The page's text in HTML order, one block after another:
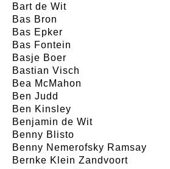
Bart de Wit
Bas Bron
Bas Epker
Bas Fontein
Basje Boer
Bastian Visch
Bea McMahon
Ben Judd
Ben Kinsley
Benjamin de Wit
Benny Blisto
Benny Nemerofsky Ramsay
Bernke Klein Zandvoort